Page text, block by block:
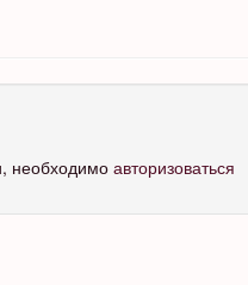
необходимо авторизоваться